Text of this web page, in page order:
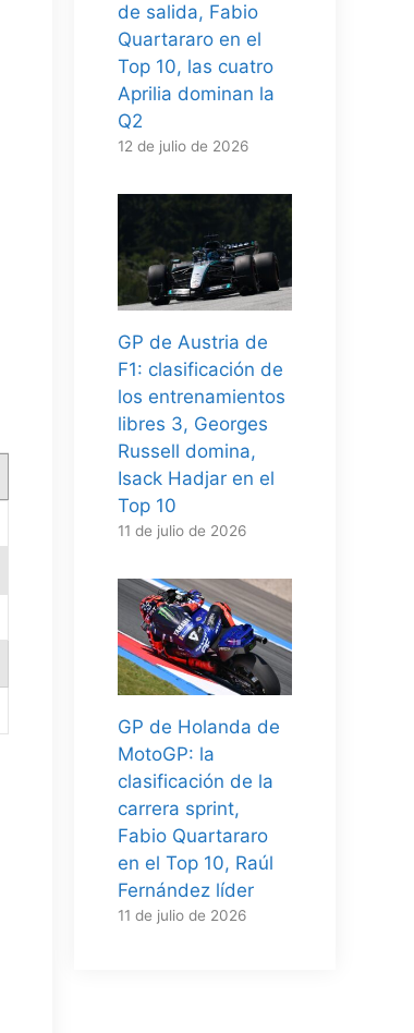
de salida, Fabio
Quartararo en el
Top 10, las cuatro
Aprilia dominan la
Q2
12 de julio de 2026
GP de Austria de
F1: clasificación de
los entrenamientos
libres 3, Georges
Russell domina,
Isack Hadjar en el
Top 10
11 de julio de 2026
GP de Holanda de
MotoGP: la
clasificación de la
carrera sprint,
Fabio Quartararo
en el Top 10, Raúl
Fernández líder
11 de julio de 2026